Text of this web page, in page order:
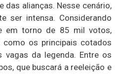
das alianças. Nesse cenário,
ser intensa. Considerando
em torno de 85 mil votos,
como os principais cotados
vagas da legenda. Entre os
que buscará a reeleição e